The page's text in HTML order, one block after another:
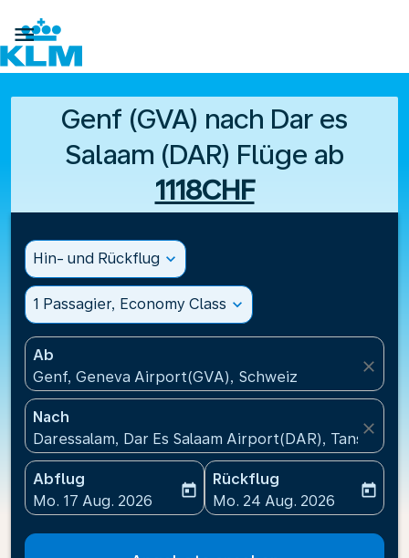

Genf (GVA) nach Dar es
Salaam (DAR) Flüge ab
1118CHF
Hin- und Rückflug expand_more
1 Passagier, Economy Class expand_more
Ab
Genf, Geneva Airport(GVA), Schweiz
close
Nach
Daressalam, Dar Es Salaam Airport(DAR), Tansania
close
Abflug
fc-booking-departure-date-aria-label
Mo. 17 Aug. 2026
today
Rückflug
fc-booking-return-date-
Mo. 24 Aug. 2026
today